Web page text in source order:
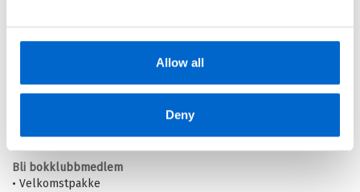
Allow all
Deny
• Alltid godetilbudmed knallpriser
Bli bokklubbmedlem
• Velkomstpakke